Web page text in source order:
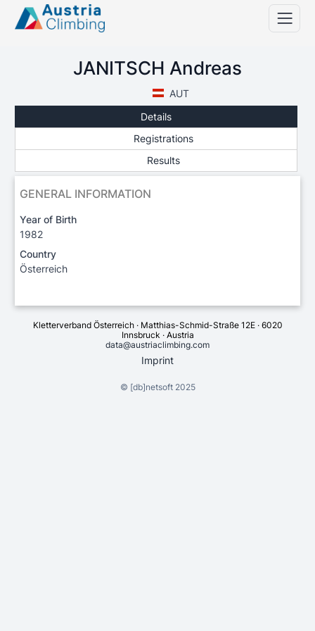
JANITSCH Andreas
AUT
Details
Registrations
Results
GENERAL INFORMATION
Year of Birth
1982
Country
Österreich
Kletterverband Österreich · Matthias-Schmid-Straße 12E · 6020
Innsbruck · Austria
data@austriaclimbing.com
Imprint
© [db]netsoft2025